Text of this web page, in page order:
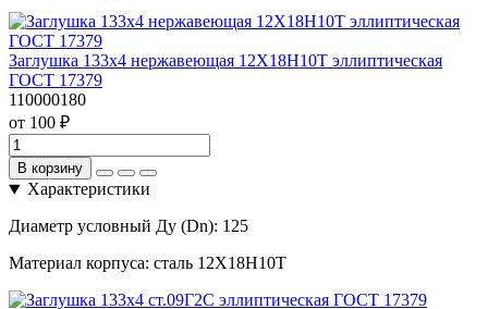
Заглушка 133х4 нержавеющая 12Х18Н10Т эллиптическая
ГОСТ 17379
110000180
от 100 ₽
В корзину
Характеристики
Диаметр условный Ду (Dn): 125
Материал корпуса: сталь 12Х18Н10Т